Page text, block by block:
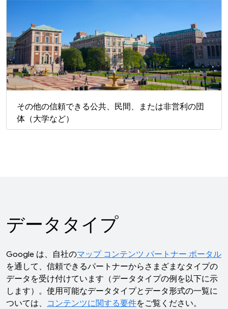
その他の信頼できる公共、民間、または非営利の団
体（大学など）
データタイプ
Google は、自社のマップ コンテンツ パートナー ポータル
を通して、信頼できるパートナーからさまざまなタイプの
データを受け付けています（データタイプの例を以下に示
します）。使用可能なデータタイプとデータ形式の一覧に
ついては、 コンテンツに関する要件をご覧ください。